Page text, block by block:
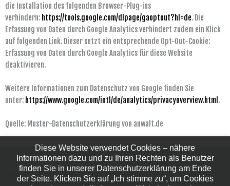
die Installation des folgenden Browser-Plug-ins
verhindern: https://tools.google.com/dlpage/gaoptout?hl=de. Die
Erfassung von Daten durch Google Analytics verhindert zudem ein Klick
auf folgenden Link. Dieser setzt ein entsprechende Opt-Out-Cookie:
Erfassung von Daten durch Google Analytics für diese Website
deaktivieren.
Weitere Informationen zum Datenschutz von Google finden Sie
unter: https://www.google.com/intl/de/analytics/privacyoverview.html .
Quelle: Muster-Datenschutzerklärung von anwalt.de
Copyright © 2026 Malerei Silvia Hering
Diese Website verwendet Cookies – nähere
Informationen dazu und zu Ihren Rechten als Benutzer
finden Sie in unserer Datenschutzerklärung am Ende
der Seite. Klicken Sie auf „Ich stimme zu“, um Cookies